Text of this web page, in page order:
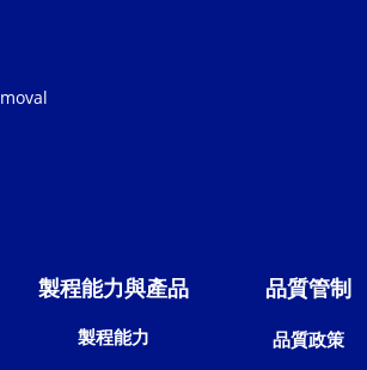
製程能力與產品
製程能力
品質管制
品質政策